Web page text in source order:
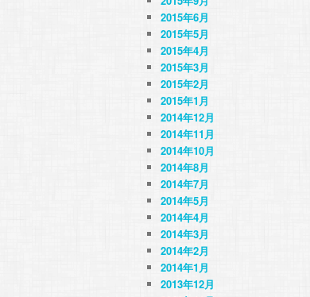
2015年6月
2015年5月
2015年4月
2015年3月
2015年2月
2015年1月
2014年12月
2014年11月
2014年10月
2014年8月
2014年7月
2014年5月
2014年4月
2014年3月
2014年2月
2014年1月
2013年12月